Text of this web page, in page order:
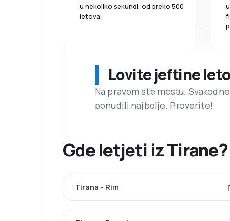
u nekoliko sekundi, od preko 500
letova.
Lovite jeftine
Na pravom ste mestu.
ponudili najbolje. Proverite!
Gde letjeti iz
Tirana - Rim